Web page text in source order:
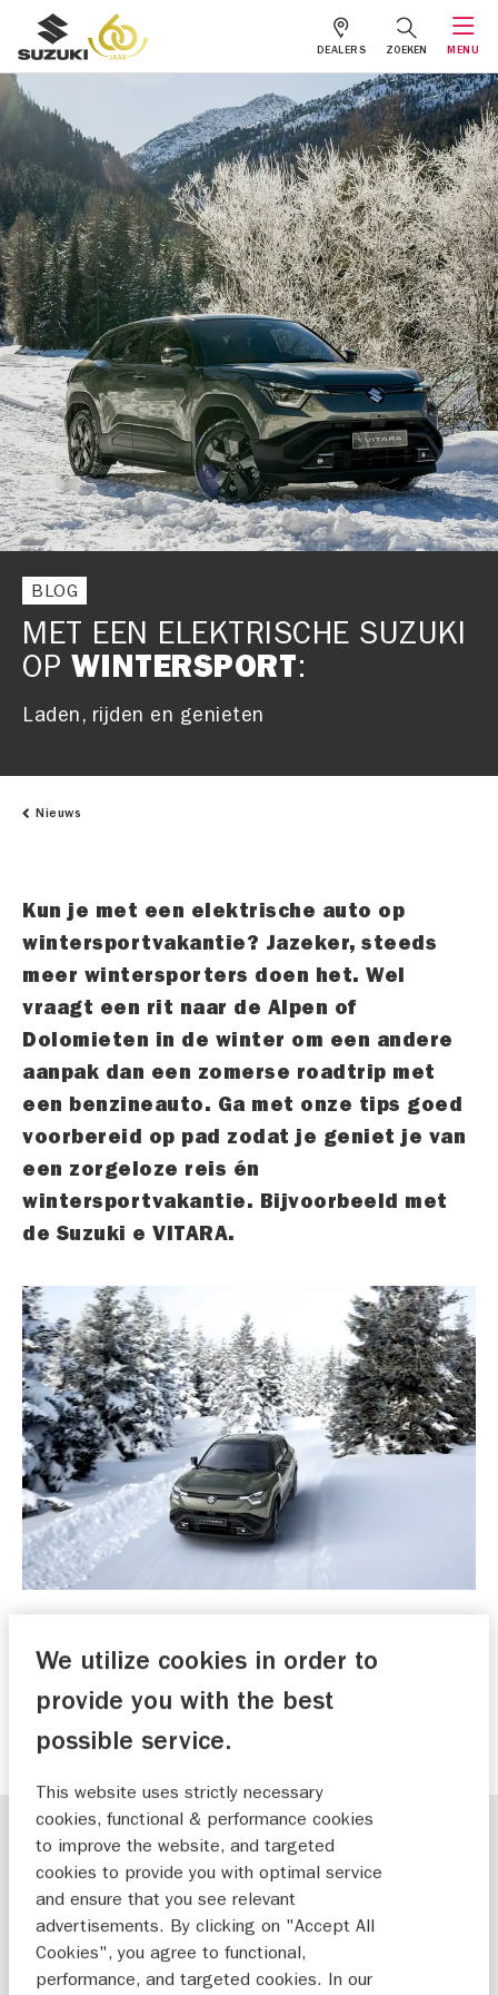
DEALERS ZOEKEN MENU
BLOG
MET EEN ELEKTRISCHE SUZUKI
OP WINTERSPORT:
Laden, rijden en genieten
Nieuws
Kun je met een elektrische auto op
wintersportvakantie? Jazeker, steeds
meer wintersporters doen het. Wel
vraagt een rit naar de Alpen of
Dolomieten in de winter om een andere
aanpak dan een zomerse roadtrip met
een benzineauto. Ga met onze tips goed
voorbereid op pad zodat je geniet je van
een zorgeloze reis én
wintersportvakantie. Bijvoorbeeld met
de Suzuki e VITARA.
VITARA
ONTDEK DE E VITARA
Plan je laadstops slim
Het eerste waaraan je denkt, is natuurlijk het
opladen. Geen zorgen, in Frankrijk, Duitsland en
Oostenrijk zijn tegenwoordig voldoende
We utilize cookies in order to
provide you with the best
possible service.
This website uses strictly necessary
cookies, functional & performance cookies
to improve the website, and targeted
cookies to provide you with optimal service
and ensure that you see relevant
advertisements. By clicking on "Accept All
Cookies", you agree to functional,
performance, and targeted cookies. In our